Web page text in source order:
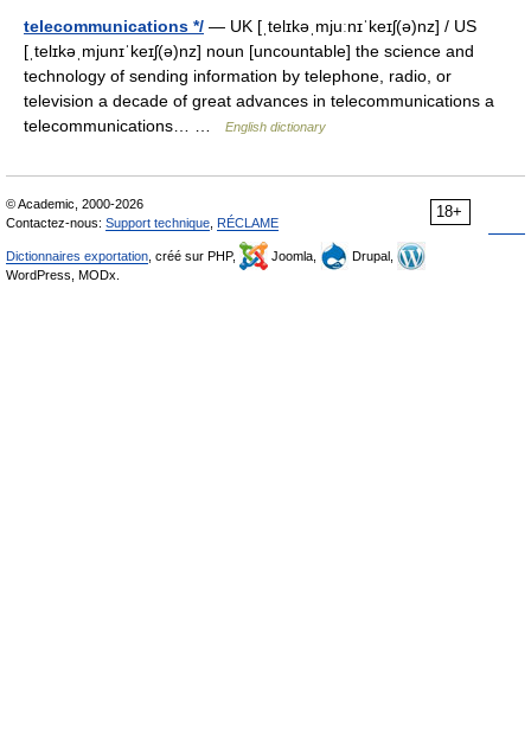
telecommunications */ — UK [ˌtelɪkəˌmjuːnɪˈkeɪʃ(ə)nz] / US
[ˌtelɪkəˌmjunɪˈkeɪʃ(ə)nz] noun [uncountable] the science and
technology of sending information by telephone, radio, or
television a decade of great advances in telecommunications a
telecommunications… …
English dictionary
18+
© Academic, 2000-2026
Contactez-nous: Support technique RÉCLAME
Dictionnaires exportation , créé sur PHP, Joomla,
Drupal,
WordPress, MODx.